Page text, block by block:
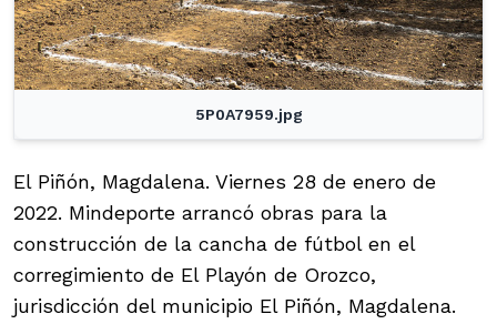
5P0A7959.jpg
El Piñón, Magdalena. Viernes 28 de enero de
2022. Mindeporte arrancó obras para la
construcción de la cancha de fútbol en el
corregimiento de El Playón de Orozco,
jurisdicción del municipio El Piñón, Magdalena.